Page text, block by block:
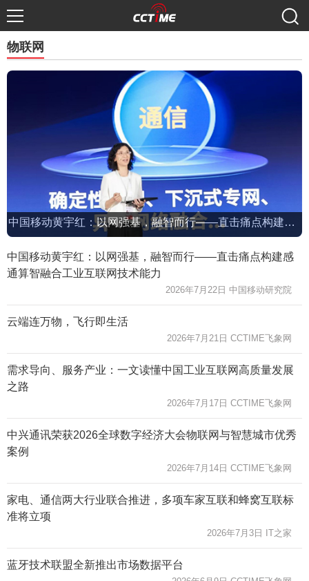
物联网
中国移动黄宇红：以网强基，融智而行——直击痛点构建感通算智融合工业互联网技术能力
中国移动黄宇红：以网强基，融智而行——直击痛点构建感
通算智融合工业互联网技术能力
2026年7月22日 中国移动研究院
云端连万物，飞行即生活
2026年7月21日 CCTIME飞象网
需求导向、服务产业：一文读懂中国工业互联网高质量发展
之路
2026年7月17日 CCTIME飞象网
中兴通讯荣获2026全球数字经济大会物联网与智慧城市优秀
案例
2026年7月14日 CCTIME飞象网
家电、通信两大行业联合推进，多项车家互联和蜂窝互联标
准将立项
2026年7月3日 IT之家
蓝牙技术联盟全新推出市场数据平台